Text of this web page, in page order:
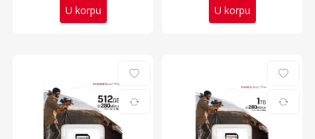
U korpu U korpu